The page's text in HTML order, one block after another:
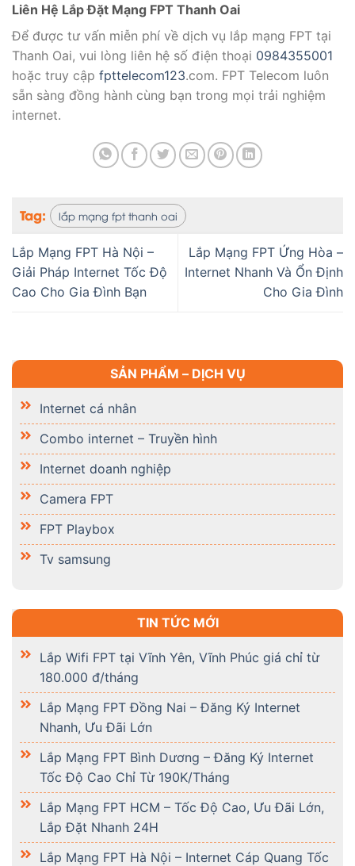
SẢN PHẨM – DỊCH VỤ
Internet cá nhân
Combo internet – Truyền hình
Internet doanh nghiệp
Camera FPT
FPT Playbox
Tv samsung
TIN TỨC MỚI
Lắp Wifi FPT tại Vĩnh Yên, Vĩnh Phúc giá chỉ từ
180.000 đ/tháng
Lắp Mạng FPT Đồng Nai – Đăng Ký Internet
Nhanh, Ưu Đãi Lớn
Lắp Mạng FPT Bình Dương – Đăng Ký Internet
Tốc Độ Cao Chỉ Từ 190K/Tháng
Lắp Mạng FPT HCM – Tốc Độ Cao, Ưu Đãi Lớn,
Lắp Đặt Nhanh 24H
Lắp Mạng FPT Hà Nội – Internet Cáp Quang Tốc
Liên Hệ Lắp Đặt Mạng FPT Thanh Oai
Để được tư vấn miễn phí về dịch vụ lắp mạng FPT tại
Thanh Oai, vui lòng liên hệ số điện thoại 0984355001
hoặc truy cập fpttelecom123.com. FPT Telecom luôn
sẵn sàng đồng hành cùng bạn trong mọi trải nghiệm
internet.
Tag: lắp mạng fpt thanh oai
Lắp Mạng FPT Hà Nội –
Giải Pháp Internet Tốc Độ
Cao Cho Gia Đình Bạn
Lắp Mạng FPT Ứng Hòa –
Internet Nhanh Và Ổn Định
Cho Gia Đình